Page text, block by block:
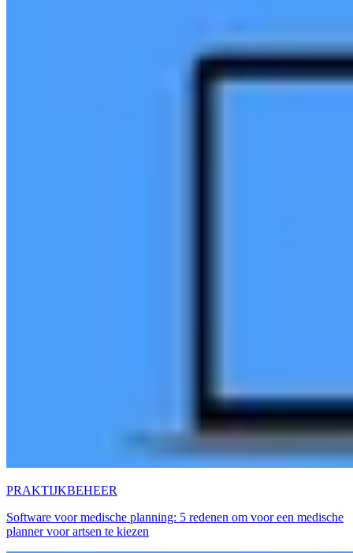
PRAKTIJKBEHEER
Software voor medische planning: 5 redenen om voor een medische
planner voor artsen te kiezen